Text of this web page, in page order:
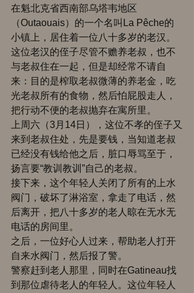
在魁北克省西南部乌塔韦地区
（Outaouais）的一个名叫La Pêche的
小镇上，居住着一位八十多岁的老汉。
这位老汉的侄子尽管不赡养老叔，也不
与老叔住在一起，但是却经常不请自
来：目的是榨取老叔微薄的养老金，吃
光老叔所有的食物，然后怕屁股走人，
把行动不便的老叔抛弃在寓所里。
上周六（3月14日），这位不孝的侄子又
来到老叔住处，先是要钱，当知道老叔
已经没有钱给他之后，脏口辱骂至于，
扬言要“教训教训”自己的老叔。
接下来，这个年轻人关闭了所有的上水
阀门，破坏了淋浴室，拿走了电话，然
后离开，把八十多岁的老人晾在无水无
电话的房间里。
之后，一位好心人过来，帮助老人打开
自来水阀门，然后报了警。
警察赶到老人那里，同时在Gatineau找
到那位虐待老人的年轻人。这位年轻人